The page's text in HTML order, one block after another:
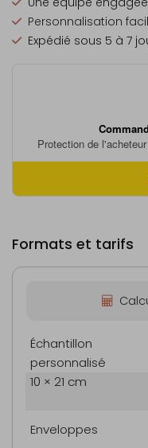
Personnalisation
Expédié sous 5 à 7
Formats et tarifs
Échantillon
personnalisé
10 × 21 cm
Enveloppes